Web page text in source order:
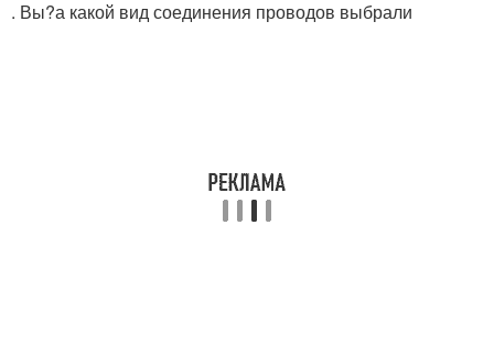
. Вы?а какой вид соединения проводов выбрали